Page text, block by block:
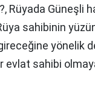
Rüyada Güneşli
sahibinin
yönelik
evlat sahibi